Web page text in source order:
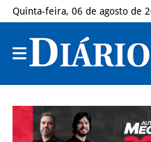
Quinta-feira, 06 de agosto de